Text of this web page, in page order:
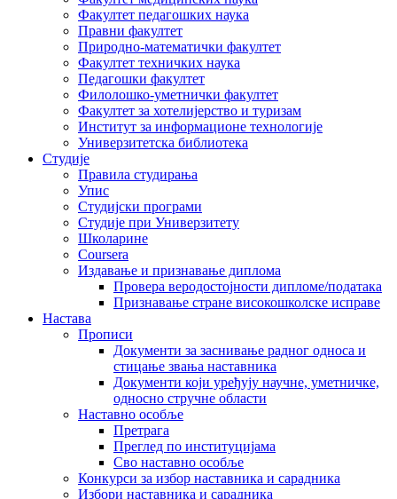
Факултет педагошких наука
Правни факултет
Природно-математички факултет
Факултет техничких наука
Педагошки факултет
Филолошко-уметнички факултет
Факултет за хотелијерство и туризам
Институт за информационе технологије
Универзитетска библиотека
Студије
Правила студирања
Упис
Студијски програми
Студије при Универзитету
Школарине
Coursera
Издавање и признавање диплома
Провера веродостојности дипломе/података
Признавање стране високошколске исправе
Настава
Прописи
Документи за заснивање радног односа и
стицање звања наставника
Документи који уређују научне, уметничке,
односно стручне области
Наставно особље
Претрага
Преглед по институцијама
Сво наставно особље
Конкурси за избор наставника и сарадника
Избори наставника и сарадника